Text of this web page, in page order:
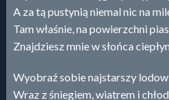
A za tą pustynią niemal nic na
Tam właśnie, na powierzchni
Znajdziesz mnie w słońca
Wyobraź sobie najstarszy
Wraz z śniegiem, wiatrem i